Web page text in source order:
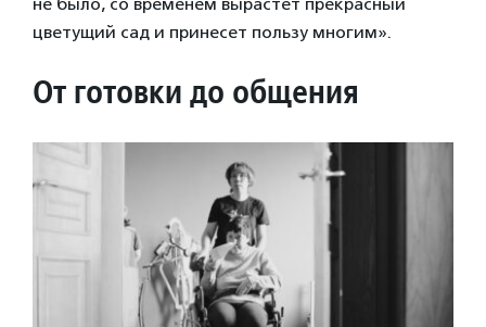
цветущий сад и принесет пользу многим».
От готовки до общения